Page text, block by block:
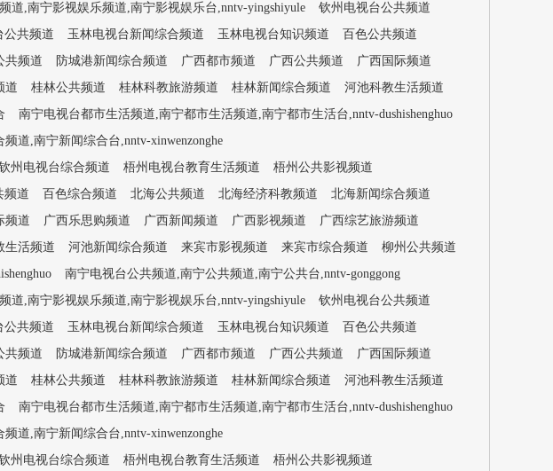
道,南宁影视娱乐频道,南宁影视娱乐台,nntv-yingshiyule
钦州电视台公共频道
公共频道 玉林电视台新闻综合频道 玉林电视台知识频道
百色公共频道
共频道 防城港新闻综合频道 广西都市频道 广西公共频道
广西国际频道
道 桂林公共频道 桂林科教旅游频道 桂林新闻综合频道
河池科教生活频道
南宁电视台都市生活频道,南宁都市生活频道,南宁都市生活台,nntv-dushishenghuo
道,南宁新闻综合台,nntv-xinwenzonghe
州电视台综合频道 梧州电视台教育生活频道
梧州公共影视频道
频道 百色综合频道 北海公共频道 北海经济科教频道
北海新闻综合频道
频道 广西乐思购频道 广西新闻频道 广西影视频道
广西综艺旅游频道
生活频道 河池新闻综合频道 来宾市影视频道 来宾市综合频道
柳州公共频道
南宁电视台公共频道,南宁公共频道,南宁公共台,nntv-gonggong
道,南宁影视娱乐频道,南宁影视娱乐台,nntv-yingshiyule
钦州电视台公共频道
公共频道 玉林电视台新闻综合频道 玉林电视台知识频道
百色公共频道
共频道 防城港新闻综合频道 广西都市频道 广西公共频道
广西国际频道
道 桂林公共频道 桂林科教旅游频道 桂林新闻综合频道
河池科教生活频道
南宁电视台都市生活频道,南宁都市生活频道,南宁都市生活台,nntv-dushishenghuo
道,南宁新闻综合台,nntv-xinwenzonghe
州电视台综合频道 梧州电视台教育生活频道 梧州公共影视频道